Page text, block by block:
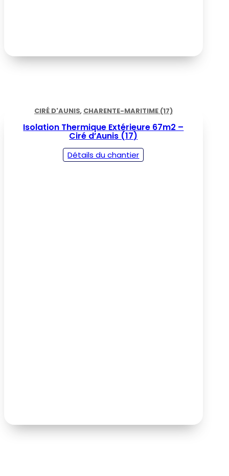
CIRÉ D'AUNIS, CHARENTE-MARITIME (17)
Isolation Thermique Extérieure 67m2 –
Ciré d’Aunis (17)
Détails du chantier